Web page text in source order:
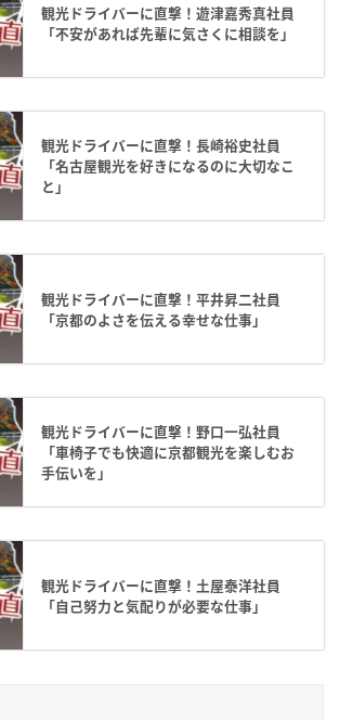
観光ドライバーに直撃！遊津嘉秀真社員
「不安があれば先輩に気さくに相談を」
観光ドライバーに直撃！長崎裕史社員
「名古屋観光を好きになるのに大切なこ
と」
観光ドライバーに直撃！平井昇二社員
「京都のよさを伝える幸せな仕事」
観光ドライバーに直撃！野口一弘社員
「車椅子でも快適に京都観光を楽しむお
手伝いを」
観光ドライバーに直撃！土屋泰洋社員
「自己努力と気配りが必要な仕事」